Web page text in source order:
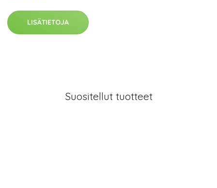
LISÄTIETOJA
Suositellut tuotteet